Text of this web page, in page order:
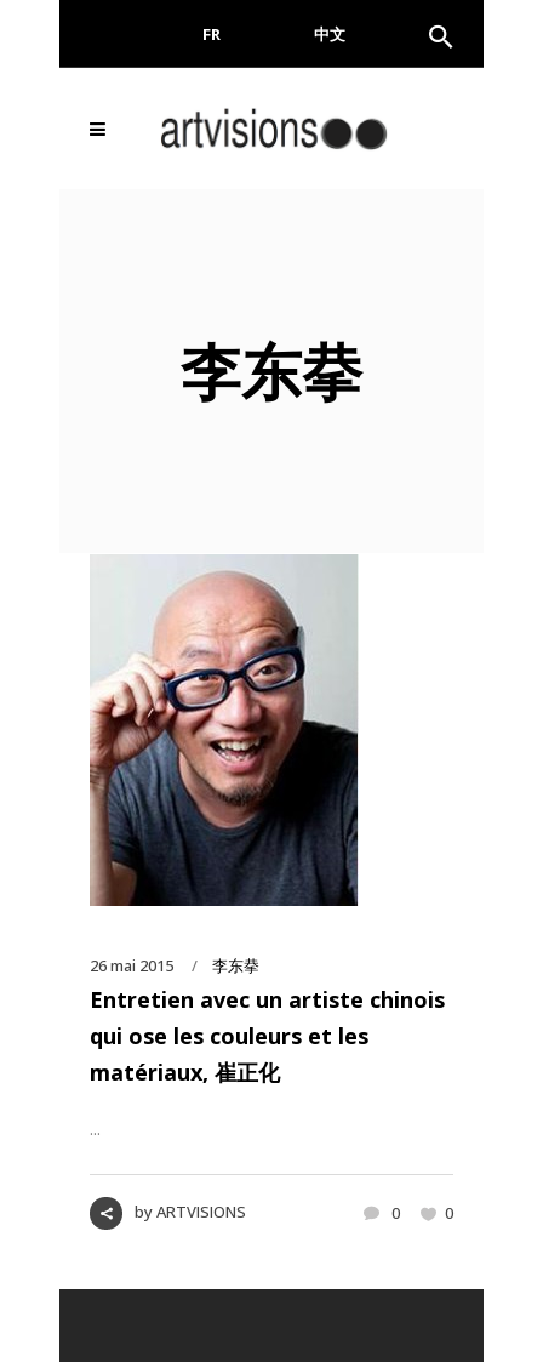
FR 中文
李东拲
26 mai 2015 李东拲
Entretien avec un artiste chinois
qui ose les couleurs et les
matériaux, 崔正化
...
byARTVISIONS 0 0